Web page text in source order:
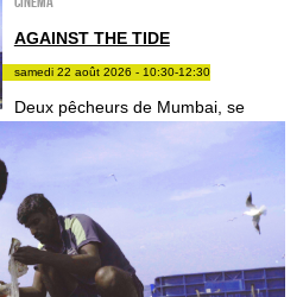
AGAINST THE TIDE
samedi 22 août 2026 - 10:30-12:30
Deux pêcheurs de Mumbai, se